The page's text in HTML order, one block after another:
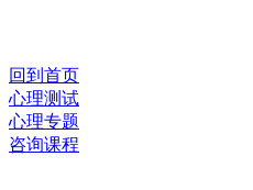
回到首页
心理测试
心理专题
咨询课程